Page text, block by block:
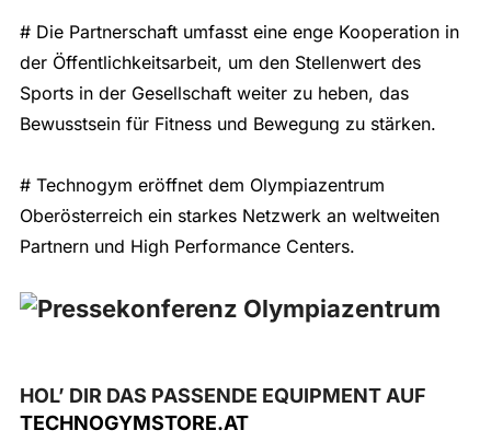
# Die Partnerschaft umfasst eine enge Kooperation in
der Öffentlichkeitsarbeit, um den Stellenwert des
Sports in der Gesellschaft weiter zu heben, das
Bewusstsein für Fitness und Bewegung zu stärken.
# Technogym eröffnet dem Olympiazentrum
Oberösterreich ein starkes Netzwerk an weltweiten
Partnern und High Performance Centers.
HOL’ DIR DAS PASSENDE EQUIPMENT AUF
TECHNOGYMSTORE.AT